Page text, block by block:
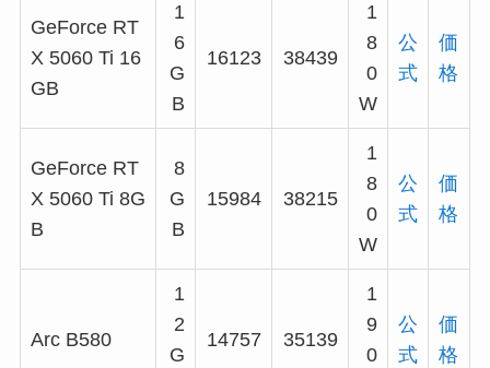
GeForce RT
X 5060 Ti 16
GB
1
6
G
B
16123 38439
1
8
0
W
公
式
価
格
GeForce RT
X 5060 Ti 8G
B
8
G
B
15984 38215
1
8
0
W
公
式
価
格
Arc B580
1
2
G
14757 35139
1
9
0
公
式
価
格